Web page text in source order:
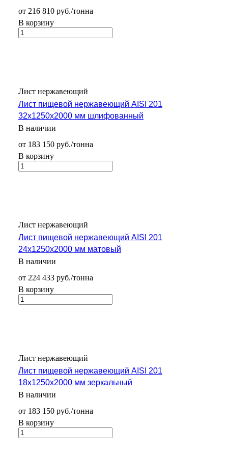
от 216 810 руб./тонна
В корзину
Лист нержавеющий
Лист пищевой нержавеющий AISI 201
32х1250х2000 мм шлифованный
В наличии
от 183 150 руб./тонна
В корзину
Лист нержавеющий
Лист пищевой нержавеющий AISI 201
24х1250х2000 мм матовый
В наличии
от 224 433 руб./тонна
В корзину
Лист нержавеющий
Лист пищевой нержавеющий AISI 201
18х1250х2000 мм зеркальный
В наличии
от 183 150 руб./тонна
В корзину